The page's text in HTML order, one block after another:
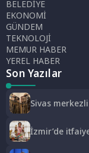
BELEDİYE
EKONOMİ
GÜNDEM
TEKNOLOJİ
MEMUR HABER
YEREL HABER
Son Yazılar
Sivas
İzmir’de